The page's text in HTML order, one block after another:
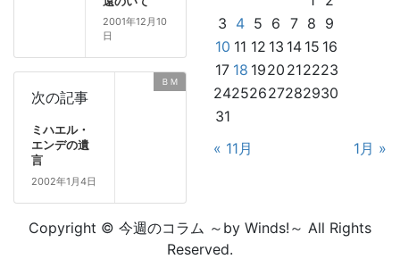
2001年12月10
日
ＢＭ
次の記事
ミハエル・
エンデの遺
言
2002年1月4日
3 4 5 6 7 8 9
10 11 12 13 14 15 16
17 18 1920 212223
24252627282930
31
« 11月
1月 »
Copyright © 今週のコラム ～by Winds!～ All Rights
Reserved.